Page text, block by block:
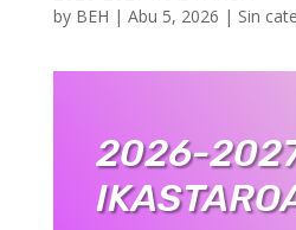
by BEH | Abu 5, 2026 | Sin
2026-